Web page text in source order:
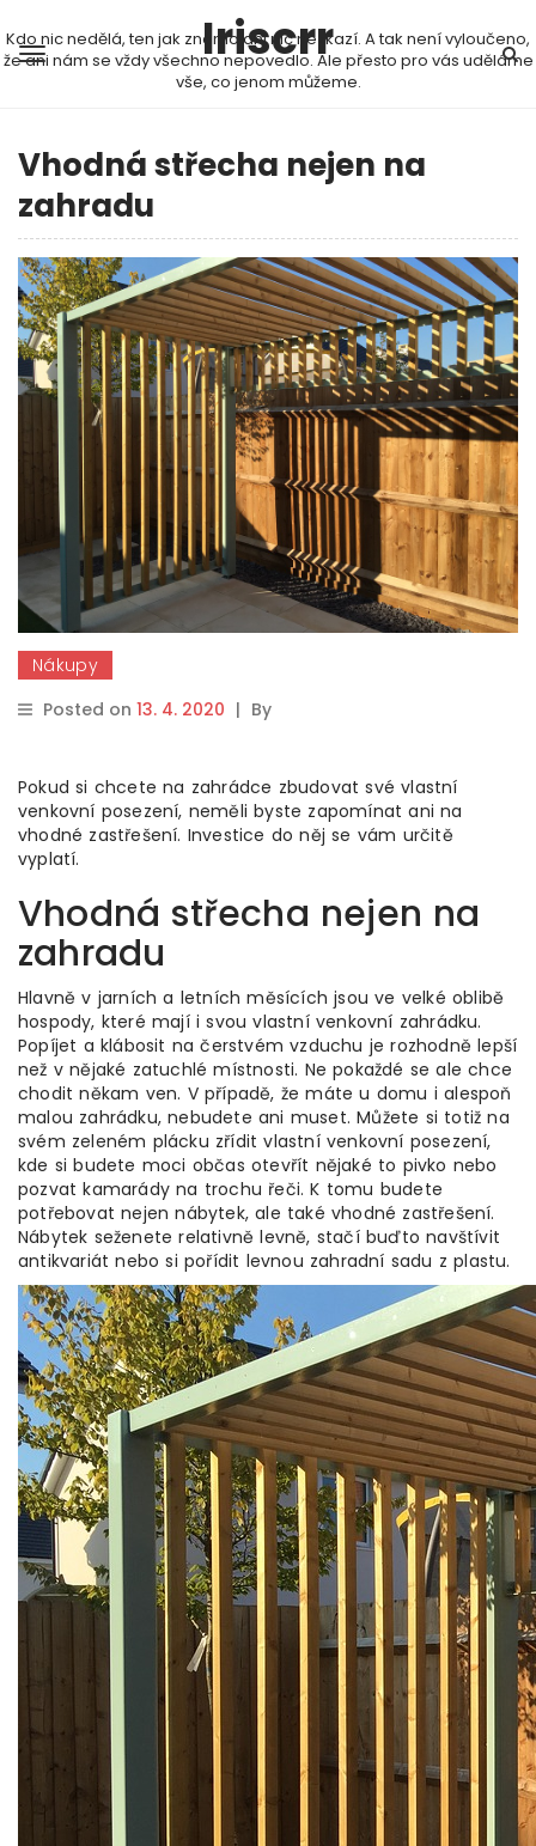
Iriscrr
Kdo nic nedělá, ten jak známo ani nic nezkazí. A tak není vyloučeno,
že ani nám se vždy všechno nepovedlo. Ale přesto pro vás uděláme
vše, co jenom můžeme.
Vhodná střecha nejen na
zahradu
Nákupy
Posted on 13. 4. 2020 | By
Pokud si chcete na zahrádce zbudovat své vlastní
venkovní posezení, neměli byste zapomínat ani na
vhodné zastřešení. Investice do něj se vám určitě
vyplatí.
Vhodná střecha nejen na
zahradu
Hlavně v jarních a letních měsících jsou ve velké oblibě
hospody, které mají i svou vlastní venkovní zahrádku.
Popíjet a klábosit na čerstvém vzduchu je rozhodně lepší
než v nějaké zatuchlé místnosti. Ne pokaždé se ale chce
chodit někam ven. V případě, že máte u domu i alespoň
malou zahrádku, nebudete ani muset. Můžete si totiž na
svém zeleném plácku zřídit vlastní venkovní posezení,
kde si budete moci občas otevřít nějaké to pivko nebo
pozvat kamarády na trochu řeči. K tomu budete
potřebovat nejen nábytek, ale také vhodné zastřešení.
Nábytek seženete relativně levně, stačí buďto navštívit
antikvariát nebo si pořídit levnou zahradní sadu z plastu.